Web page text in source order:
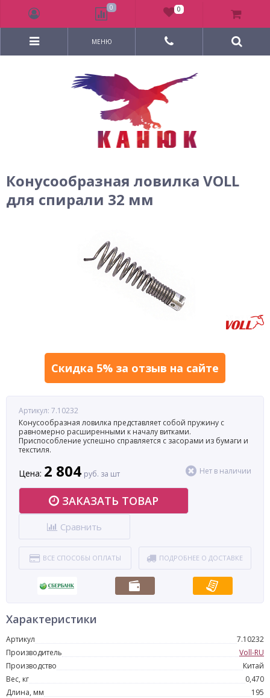
МЕНЮ
Конусообразная ловилка VOLL
для спирали 32 мм
Скидка 5% за отзыв на сайте
Артикул: 7.10232
Конусообразная ловилка представляет собой пружину с
равномерно расширенными к началу витками.
Приспособление успешно справляется с засорами из бумаги и
текстиля.
Цена: 2 804 руб. за шт Нет в наличии
ЗАКАЗАТЬ ТОВАР
Сравнить
ВСЕ СПОСОБЫ ОПЛАТЫ ПОДРОБНЕЕ О ДОСТАВКЕ
Характеристики
Артикул
7.10232
Производитель
Voll-RU
Производство
Китай
Вес, кг
0,470
Длина, мм
195
0 0